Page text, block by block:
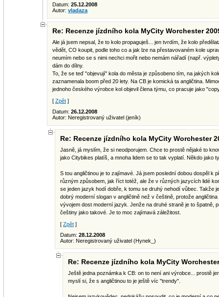
Datum: 25.12.2008
Autor: vladaza
Re: Recenze jízdního kola MyCity Worchester
Ale já jsem nepsal, že to kolo propaguješ... jen tvrdím, že kolo
vědět, CO koupit, podle toho co a jak lze na přestavovaném kole
neumím nebo se s nimi nechci mořit nebo nemám nářadí (např.
dám do dílny.
To, že se teď "objevují" kola do města je způsobeno tím, na jakých
zaznamenala boom před 20 lety. Na CB je komická ta angličtina.
jednoho českého výrobce kol objevil člena týmu, co pracuje jako
[ Zpět ]
Datum: 26.12.2008
Autor: Neregistrovaný uživatel (jeník)
Re: Recenze jízdního kola MyCity Worchester
Jasně, já myslím, že si neodporujem. Chce to prostě nějaké to
jako Citybikes platíš, a mnoha lidem se to tak vyplatí. Někdo jako
S tou angličtinou je to zajímavé. Já jsem poslední dobou dospěl k
různým způsobem, jak říct totéž, ale že v různých jazycích lidé
se jeden jazyk hodí dobře, k tomu se druhý nehodí vůbec. Takže
dobrý moderní slogan v angličtině než v češtině, protože
vývojem dost moderní jazyk. Jenže na druhé straně je to špatně,
češtiny jako takové. Je to moc zajímavá záležitost.
[ Zpět ]
Datum: 28.12.2008
Autor: Neregistrovaný uživatel (Hynek_)
Re: Recenze jízdního kola MyCity
Ještě jedna poznámka k CB: on to není ani výrobce... prostě
myslí si, že s angličtinou to je ještě víc "trendy".